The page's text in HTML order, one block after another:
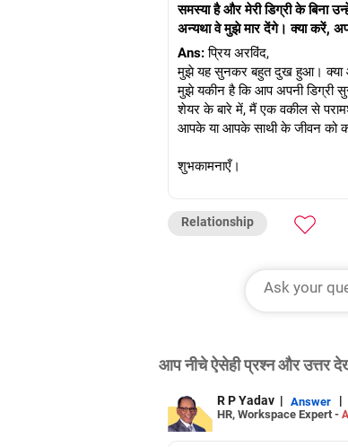
समस्या है और मेरी डिग्री के बिना
अन्यथा वे मुझे मार देंगे। क्या करें,
Ans:प्रिय अरविंद,
मुझे यह सुनकर बहुत दुख हुआ। क्या
मुझे यकीन है कि आप अपनी डिग्री
शेयर के बारे में, मैं एक वकील से
आपके या आपके साथी के जीवन को
शुभकामनाएँ।
Relationship
आप नीचे ऐसेही प्रश्न और उत्तर
R P Yadav | Answer |
HR, Workspace Expert -